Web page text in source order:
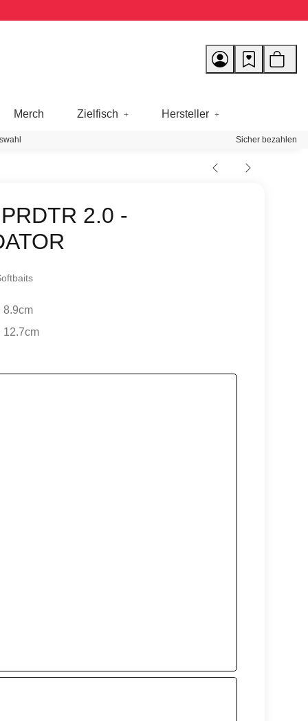
Merch Zielfisch Hersteller
Sicher bezahlen
2.0 -
8.9cm35 - ca. 8.9cm
12.7cm50 - ca. 12.7cm